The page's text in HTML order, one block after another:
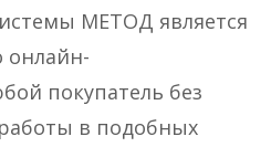
МЕТОД является
онлайн-
покупатель без
в подобных